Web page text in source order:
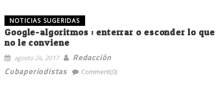
NOTICIAS SUGERIDAS
Google-algoritmos : enterrar o esconder lo que
no le conviene
agosto 24, 2017
Redacción
Cubaperiodistas
Comment(0)